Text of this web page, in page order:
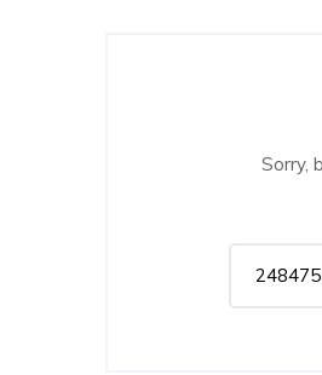
Sorry,